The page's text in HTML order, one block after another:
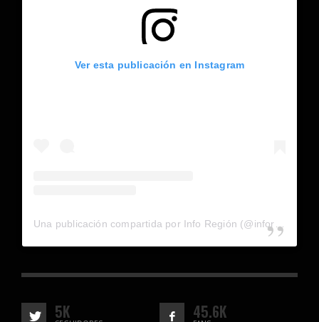
Ver esta publicación en Instagram
5K 45.6K